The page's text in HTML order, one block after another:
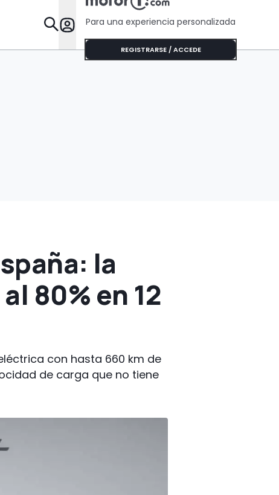
Para una experiencia personalizada
REGISTRARSE / ACCEDE
la
80% en 12
con hasta 660 km de
de carga que no tiene